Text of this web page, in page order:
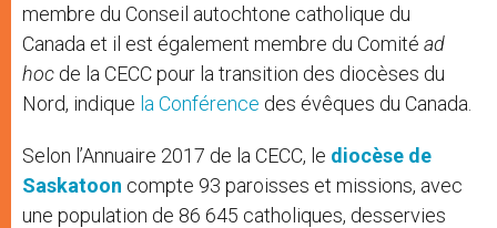
membre du Conseil autochtone catholique du
Canada et il est également membre du Comité ad
hoc de la CECC pour la transition des diocèses du
Nord, indique la Conférence des évêques du Canada.
Selon l’Annuaire 2017 de la CECC, le diocèse de
Saskatoon compte 93 paroisses et missions, avec
une population de 86 645 catholiques, desservies